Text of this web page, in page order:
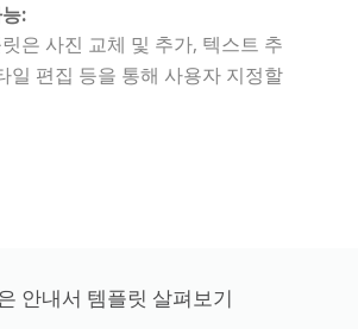
:
은 사진 교체 및 추가, 텍스트 추
일 편집 등을 통해 사용자 지정할
안내서 템플릿 살펴보기